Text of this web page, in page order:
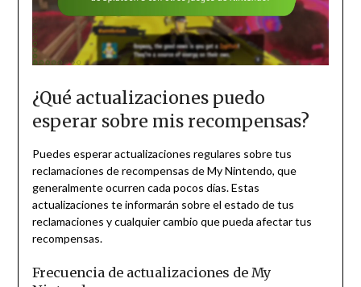
¿Qué actualizaciones puedo
esperar sobre mis recompensas?
Puedes esperar actualizaciones regulares sobre tus
reclamaciones de recompensas de My Nintendo, que
generalmente ocurren cada pocos días. Estas
actualizaciones te informarán sobre el estado de tus
reclamaciones y cualquier cambio que pueda afectar tus
recompensas.
Frecuencia de actualizaciones de My